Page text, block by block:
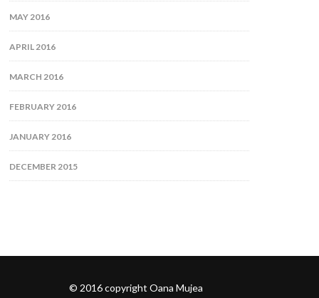
MAY 2016
APRIL 2016
MARCH 2016
FEBRUARY 2016
JANUARY 2016
DECEMBER 2015
© 2016 copyright Oana Mujea